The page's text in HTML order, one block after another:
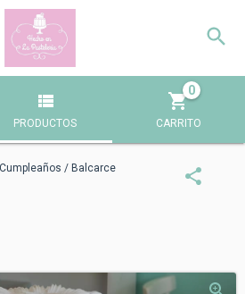
PRODUCTOS CARRITO
0
/ Balcarce